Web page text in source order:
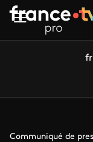
Aller au contenu
Communiqué de